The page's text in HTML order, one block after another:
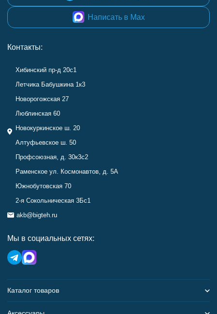
Написать в Max
Контакты:
Хибинский пр-д 20с1
Летчика Бабушкина 1к3
Новорогожская 27
Люблинская 60
Новокуркинское ш. 20
Алтуфьевское ш. 50
Профсоюзная, д. 30к3с2
Раменское ул. Космонавтов, д. 5А
Южнобутовская 70
2-я Сокольническая 3Бс1
akb@bigteh.ru
Мы в социальных сетях:
Каталог товаров